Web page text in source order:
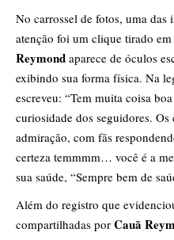
No carrossel de fotos, uma das
atenção foi um clique tirado
Reymond aparece de óculos
exibindo sua forma física. Na
escreveu: “Tem muita coisa
curiosidade dos seguidores.
admiração, com fãs
certeza temmmm… você é a
sua saúde, “Sempre bem de
Além do registro que
compartilhadas por Cauã